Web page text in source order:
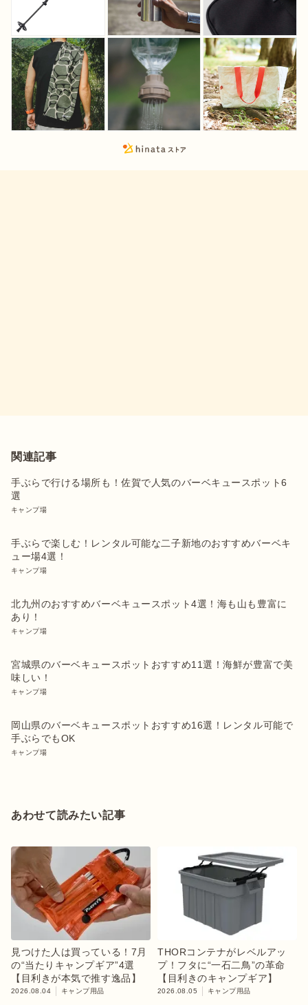
関連記事
手ぶらで行ける場所も！佐賀で人気のバーベキュースポット6
選
キャンプ場
手ぶらで楽しむ！レンタル可能な二子新地のおすすめバーベキ
ュー場4選！
キャンプ場
北九州のおすすめバーベキュースポット4選！海も山も豊富に
あり！
キャンプ場
宮城県のバーベキュースポットおすすめ11選！海鮮が豊富で美
味しい！
キャンプ場
岡山県のバーベキュースポットおすすめ16選！レンタル可能で
手ぶらでもOK
キャンプ場
あわせて読みたい記事
見つけた人は買っている！7月
の“当たりキャンプギア”4選
【目利きが本気で推す逸品】
2026.08.04 キャンプ用品
THORコンテナがレベルアッ
プ！フタに“一石二鳥”の革命
【目利きのキャンプギア】
2026.08.05 キャンプ用品